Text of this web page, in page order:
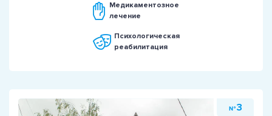
Медикаментозное
лечение
Психологическая
реабилитация
№ 3